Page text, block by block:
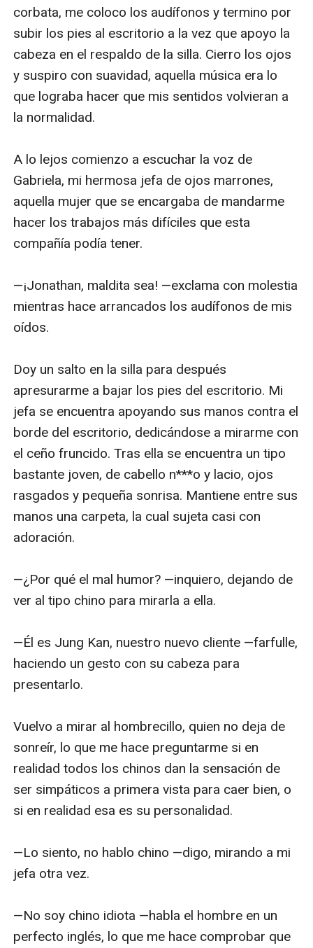
corbata, me coloco los audífonos y termino por
subir los pies al escritorio a la vez que apoyo la
cabeza en el respaldo de la silla. Cierro los ojos
y suspiro con suavidad, aquella música era lo
que lograba hacer que mis sentidos volvieran a
la normalidad.
A lo lejos comienzo a escuchar la voz de
Gabriela, mi hermosa jefa de ojos marrones,
aquella mujer que se encargaba de mandarme
hacer los trabajos más difíciles que esta
compañía podía tener.
—¡Jonathan, maldita sea! —exclama con molestia
mientras hace arrancados los audífonos de mis
oídos.
Doy un salto en la silla para después
apresurarme a bajar los pies del escritorio. Mi
jefa se encuentra apoyando sus manos contra el
borde del escritorio, dedicándose a mirarme con
el ceño fruncido. Tras ella se encuentra un tipo
bastante joven, de cabello n***o y lacio, ojos
rasgados y pequeña sonrisa. Mantiene entre sus
manos una carpeta, la cual sujeta casi con
adoración.
—¿Por qué el mal humor? —inquiero, dejando de
ver al tipo chino para mirarla a ella.
—Él es Jung Kan, nuestro nuevo cliente —farfulle,
haciendo un gesto con su cabeza para
presentarlo.
Vuelvo a mirar al hombrecillo, quien no deja de
sonreír, lo que me hace preguntarme si en
realidad todos los chinos dan la sensación de
ser simpáticos a primera vista para caer bien, o
si en realidad esa es su personalidad.
—Lo siento, no hablo chino —digo, mirando a mi
jefa otra vez.
—No soy chino idiota —habla el hombre en un
perfecto inglés, lo que me hace comprobar que